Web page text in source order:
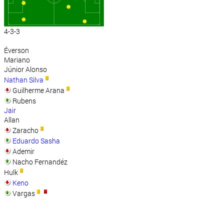
4-3-3
Éverson
Mariano
Júnior Alonso
Nathan Silva
Guilherme Arana
Rubens
Jair
Allan
Zaracho
Eduardo Sasha
Ademir
Nacho Fernandéz
Hulk
Keno
Vargas